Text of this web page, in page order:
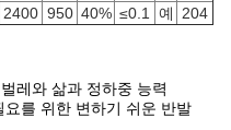
2400 950 40% ≤0.1 예 204
레와 삶과 정하중 능력
를 위한 변하기 쉬운 반발